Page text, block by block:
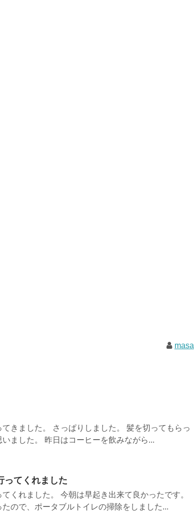
masa
きました。 さっぱりしました。 髪を切ってもらっ
ました。 昨日はコーヒーを飲みながら...
ってくれました
くれました。 今朝は早起き出来て良かったです。
ので、ポータブルトイレの掃除をしました...